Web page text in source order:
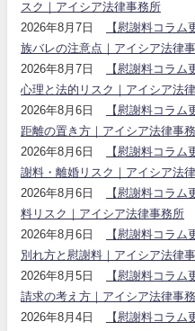
スク｜アイシア法律事務所
2026年8月7日
【慰謝料コラ
族バレの注意点｜アイシア法律
2026年8月7日
【慰謝料コラ
心理と法的リスク｜アイシア法
2026年8月6日
【慰謝料コラ
距離の置き方｜アイシア法律事
2026年8月6日
【慰謝料コラ
謝料・離婚リスク｜アイシア法
2026年8月6日
【慰謝料コラ
料リスク｜アイシア法律事務所
2026年8月6日
【慰謝料コラム
別れ方と慰謝料｜アイシア法律
2026年8月5日
【慰謝料コラ
請求の考え方｜アイシア法律事
2026年8月4日
【慰謝料コラ